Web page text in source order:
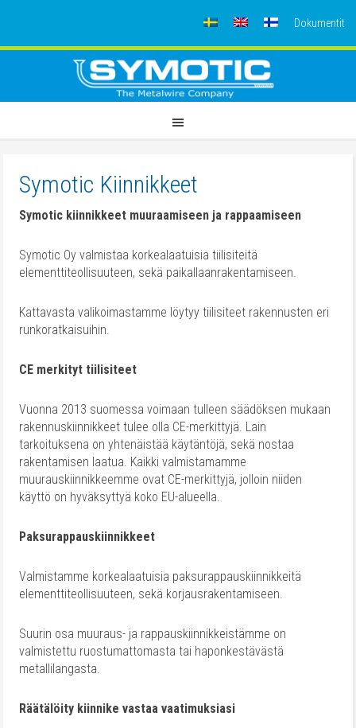
Dokumentit
Symotic Kiinnikkeet
Symotic kiinnikkeet muuraamiseen ja rappaamiseen
Symotic Oy valmistaa korkealaatuisia tiilisiteitä
elementtiteollisuuteen, sekä paikallaanrakentamiseen.
Kattavasta valikoimastamme löytyy tiilisiteet rakennusten eri
runkoratkaisuihin.
CE merkityt tiilisiteet
Vuonna 2013 suomessa voimaan tulleen säädöksen mukaan
rakennuskiinnikkeet tulee olla CE-merkittyjä. Lain
tarkoituksena on yhtenäistää käytäntöjä, sekä nostaa
rakentamisen laatua. Kaikki valmistamamme
muurauskiinnikkeemme ovat CE-merkittyjä, jolloin niiden
käyttö on hyväksyttyä koko EU-alueella.
Paksurappauskiinnikkeet
Valmistamme korkealaatuisia paksurappauskiinnikkeitä
elementtiteollisuuteen, sekä korjausrakentamiseen.
Suurin osa muuraus- ja rappauskiinnikkeistämme on
valmistettu ruostumattomasta tai haponkestävästä
metallilangasta.
Räätälöity kiinnike vastaa vaatimuksiasi